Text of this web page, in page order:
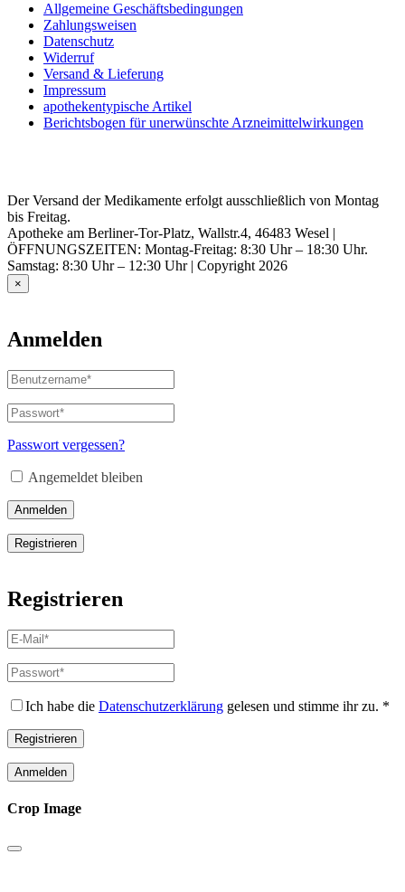
Allgemeine Geschäftsbedingungen
Zahlungsweisen
Datenschutz
Widerruf
Versand & Lieferung
Impressum
apothekentypische Artikel
Berichtsbogen für unerwünschte Arzneimittelwirkungen
Der Versand der Medikamente erfolgt ausschließlich von Montag
bis Freitag.
Apotheke am Berliner-Tor-Platz, Wallstr.4, 46483 Wesel |
ÖFFNUNGSZEITEN: Montag-Freitag: 8:30 Uhr – 18:30 Uhr.
Samstag: 8:30 Uhr – 12:30 Uhr | Copyright 2026
×
Anmelden
Benutzername
oder
E-
Mail-
Adresse*
Passwort*
Erforderlich
Passwort vergessen?
Angemeldet bleiben
Anmelden
Registrieren
Registrieren
E-
Mail-
Adresse*
Erforderlich
Passwort*
Erforderlich
Ich habe die Datenschutzerklärung gelesen und stimme ihr zu. *
Registrieren
Anmelden
Crop Image